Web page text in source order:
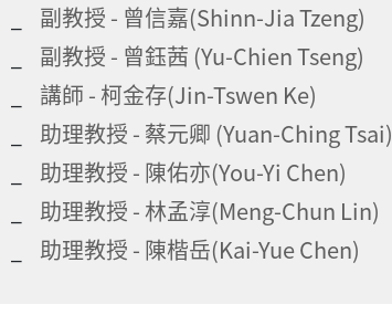
副教授 - 曾信嘉(Shinn-Jia Tzeng)
副教授 - 曾鈺茜 (Yu-Chien Tseng)
講師 - 柯金存(Jin-Tswen Ke)
助理教授 - 蔡元卿 (Yuan-Ching Tsai)
助理教授 - 陳佑亦(You-Yi Chen)
助理教授 - 林孟淳(Meng-Chun Lin)
助理教授 - 陳楷岳(Kai-Yue Chen)